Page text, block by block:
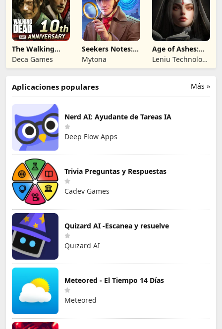
The Walking
Dead No Man's
Land
Deca Games
Seekers Notes:
Objetos ocultos
Mytona
Age of Ashes:
Dark Nuns
Leniu Technology
Co., Limited
Más »
Aplicaciones populares
Nerd AI: Ayudante de Tareas IA
Deep Flow Apps
Trivia Preguntas y Respuestas
Cadev Games
Quizard AI -Escanea y resuelve
Quizard AI
Meteored - El Tiempo 14 Días
Meteored